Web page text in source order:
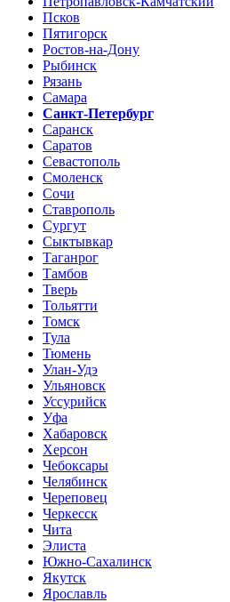
Псков
Пятигорск
Ростов-на-Дону
Рыбинск
Рязань
Самара
Санкт-Петербург
Саранск
Саратов
Севастополь
Смоленск
Сочи
Ставрополь
Сургут
Сыктывкар
Таганрог
Тамбов
Тверь
Тольятти
Томск
Тула
Тюмень
Улан-Удэ
Ульяновск
Уссурийск
Уфа
Хабаровск
Херсон
Чебоксары
Челябинск
Череповец
Черкесск
Чита
Элиста
Южно-Сахалинск
Якутск
Ярославль